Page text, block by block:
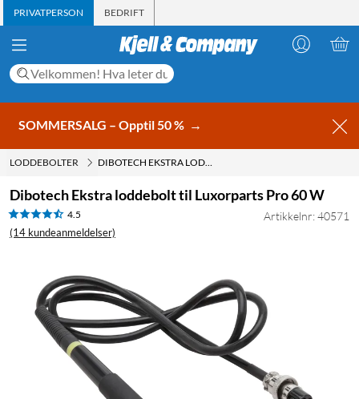
PRIVATPERSON BEDRIFT
SOMMERSALG – Opptil 50 % →
LODDEBOLTER DIBOTECH EKSTRA LODDEBOLT TIL LUXORPARTS PRO 60 W
Dibotech Ekstra loddebolt til Luxorparts Pro 60 W
4.5
(14 kundeanmeldelser)
Artikkelnr: 40571